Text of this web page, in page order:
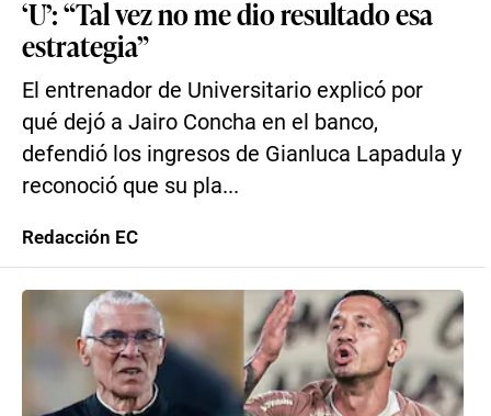
‘U’: “Tal vez no me dio resultado esa
estrategia”
El entrenador de Universitario explicó por
qué dejó a Jairo Concha en el banco,
defendió los ingresos de Gianluca Lapadula y
reconoció que su pla...
Redacción EC